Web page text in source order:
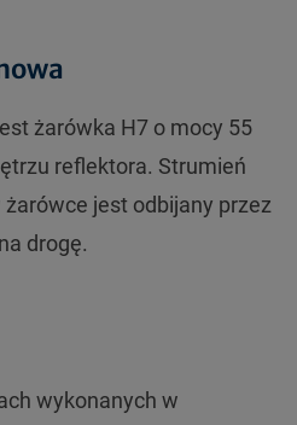
żarówka H7 o mocy 55
reflektora. Strumień
jest odbijany przez
drogę.
wykonanych w